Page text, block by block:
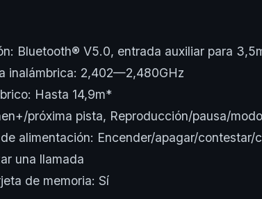
Bluetooth® V5.0, entrada auxiliar para
inalámbrica: 2,402—2,480GHz
Hasta 14,9m*
próxima pista, Reproducción/pausa/
alimentación: Encender/apagar/contestar/
una llamada
de memoria: Sí